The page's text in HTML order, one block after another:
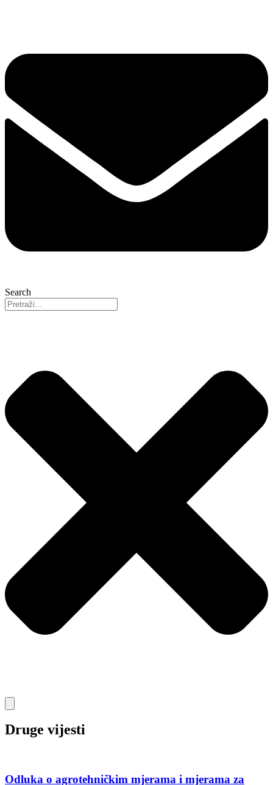
Search
Druge vijesti
Odluka o agrotehničkim mjerama i mjerama za